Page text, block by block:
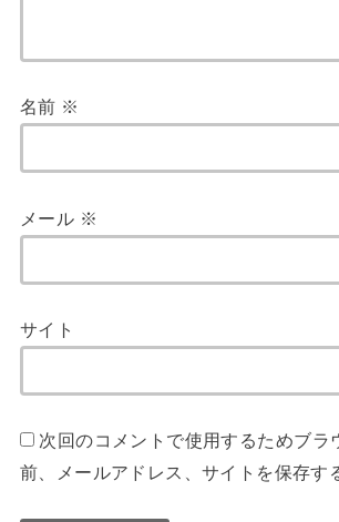
名前 ※
メール ※
サイト
次回のコメントで使用するためブラ
前、メールアドレス、サイトを保存す